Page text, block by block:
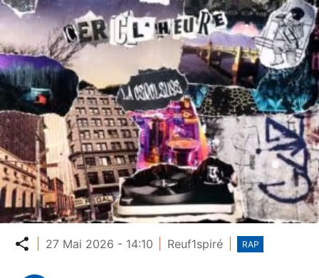
Partager
27 Mai 2026 - 14:10 Reuf1spiré RAP